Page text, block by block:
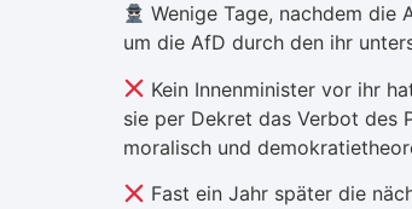
Wenige Tage, nachdem
um die AfD durch den ihr
Kein Innenminister vor ihr
sie per Dekret das Verbot des
moralisch und
Fast ein Jahr später die